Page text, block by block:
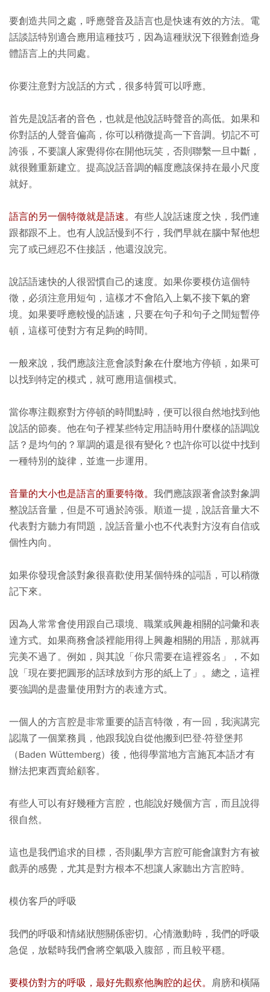
要創造共同之處，呼應聲音及語言也是快速有效的方法。電
話談話特別適合應用這種技巧，因為這種狀況下很難創造身
體語言上的共同處。
你要注意對方說話的方式，很多特質可以呼應。
首先是說話者的音色，也就是他說話時聲音的高低。如果和
你對話的人聲音偏高，你可以稍微提高一下音調。切記不可
誇張，不要讓人家覺得你在開他玩笑，否則聯繫一旦中斷，
就很難重新建立。提高說話音調的幅度應該保持在最小尺度
就好。
語言的另一個特徵就是語速。 有些人說話速度之快，我們連
跟都跟不上。也有人說話慢到不行，我們早就在腦中幫他想
完了或已經忍不住接話，他還沒說完。
說話語速快的人很習慣自己的速度。如果你要模仿這個特
徵，必須注意用短句，這樣才不會陷入上氣不接下氣的窘
境。如果要呼應較慢的語速，只要在句子和句子之間短暫停
頓，這樣可使對方有足夠的時間。
一般來說，我們應該注意會談對象在什麼地方停頓，如果可
以找到特定的模式，就可應用這個模式。
當你專注觀察對方停頓的時間點時，便可以很自然地找到他
說話的節奏。他在句子裡某些特定用語時用什麼樣的語調說
話？是均勻的？單調的還是很有變化？也許你可以從中找到
一種特別的旋律，並進一步運用。
音量的大小也是語言的重要特徵。 我們應該跟著會談對象調
整說話音量，但是不可過於誇張。順道一提，說話音量大不
代表對方聽力有問題，說話音量小也不代表對方沒有自信或
個性內向。
如果你發現會談對象很喜歡使用某個特殊的詞語，可以稍微
記下來。
因為人常常會使用跟自己環境、職業或興趣相關的詞彙和表
達方式。如果商務會談裡能用得上興趣相關的用語，那就再
完美不過了。例如，與其說「你只需要在這裡簽名」，不如
說「現在要把圓形的話球放到方形的紙上了」。總之，這裡
要強調的是盡量使用對方的表達方式。
一個人的方言腔是非常重要的語言特徵，有一回，我演講完
認識了一個業務員，他跟我說自從他搬到巴登‧符登堡邦
（Baden Wüttemberg）後，他得學當地方言施瓦本語才有
辦法把東西賣給顧客。
有些人可以有好幾種方言腔，也能說好幾個方言，而且說得
很自然。
這也是我們追求的目標，否則亂學方言腔可能會讓對方有被
戲弄的感覺，尤其是對方根本不想讓人家聽出方言腔時。
模仿客戶的呼吸
我們的呼吸和情緒狀態關係密切。心情激動時，我們的呼吸
急促，放鬆時我們會將空氣吸入腹部，而且較平穩。
要模仿對方的呼吸，最好先觀察他胸腔的起伏。 肩膀和橫隔